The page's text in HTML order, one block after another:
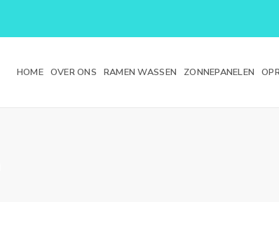
HOME OVER ONS RAMEN WASSEN ZONNEPANELEN